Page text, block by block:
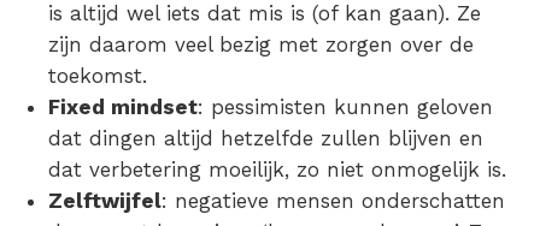
is altijd wel iets dat mis is (of kan gaan). Ze
zijn daarom veel bezig met zorgen over de
toekomst.
Fixed mindset: pessimisten kunnen geloven
dat dingen altijd hetzelfde zullen blijven en
dat verbetering moeilijk, zo niet onmogelijk is.
Zelftwijfel: negatieve mensen onderschatten